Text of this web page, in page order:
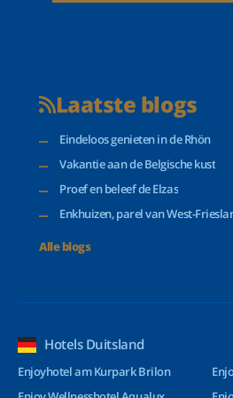
Laatste blogs
Eindeloos genieten in de Rhön
Vakantie aan de Belgische kust
Proef en beleef de Elzas
Enkhuizen, parel van West-
Alle blogs
Hotels Duitsland
Enjoyhotel am Kurpark Brilon